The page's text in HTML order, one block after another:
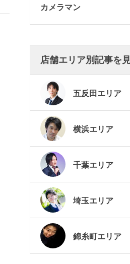
カメラマン
店舗エリア別記事を
五反田エリア
横浜エリア
千葉エリア
埼玉エリア
錦糸町エリア